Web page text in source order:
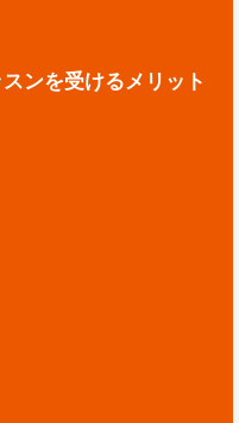
ンを受けるメリット